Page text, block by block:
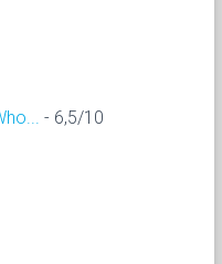
- 6,5/10